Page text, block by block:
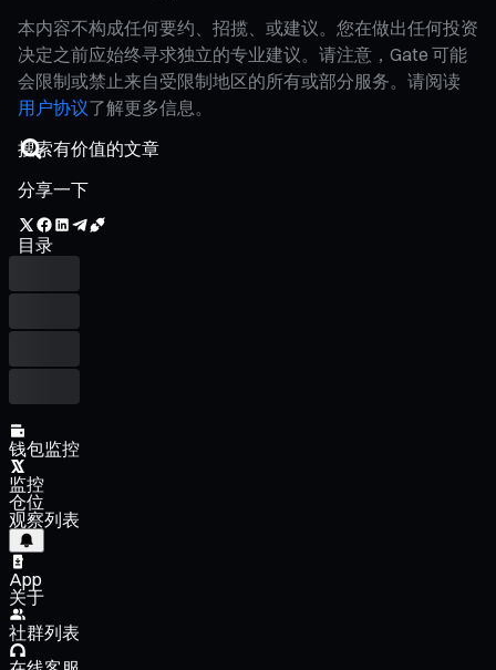
本内容不构成任何要约、招揽、或建议。您在做出任何投资
决定之前应始终寻求独立的专业建议。请注意，Gate 可能
会限制或禁止来自受限制地区的所有或部分服务。请阅读
用户协议了解更多信息。
分享一下
目录
钱包监控
监控
仓位
观察列表
App
关于
社群列表